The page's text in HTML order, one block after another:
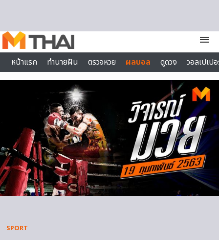
menu
หน้าแรก
ทำนายฝัน ตรวจหวย ผลบอล ดูดวง
วอลเปเป
ไลฟ์สไตล์
SPORT